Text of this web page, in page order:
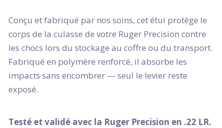
Conçu et fabriqué par nos soins, cet étui protège le
corps de la culasse de votre Ruger Precision contre
les chocs lors du stockage au coffre ou du transport.
Fabriqué en polymère renforcé, il absorbe les
impacts sans encombrer — seul le levier reste
exposé.
Testé et validé avec la Ruger Precision en .22 LR.